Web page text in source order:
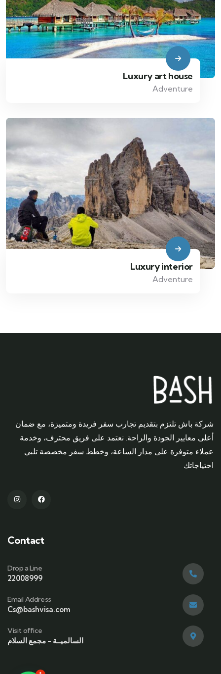
Luxury art house
Adventure
Luxury interior
Adventure
شركة باش تلتزم بتقديم تجارب سفر فريدة ومتميزة، مع ضمان
أعلى معايير الجودة والراحة. نعتمد على فريق محترف، وخدمة
عملاء متوفرة على مدار الساعة، وخطط سفر مخصصة تلبي
احتياجاتك
Contact
Drop a Line
22008999
Email Address
Cs@bashvisa.com
Visit office
السالميــة - مجمع السلام